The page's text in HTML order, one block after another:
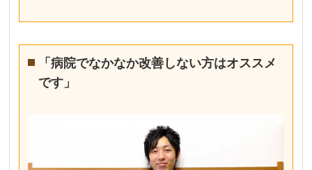
「病院でなかなか改善しない方はオススメ
です」